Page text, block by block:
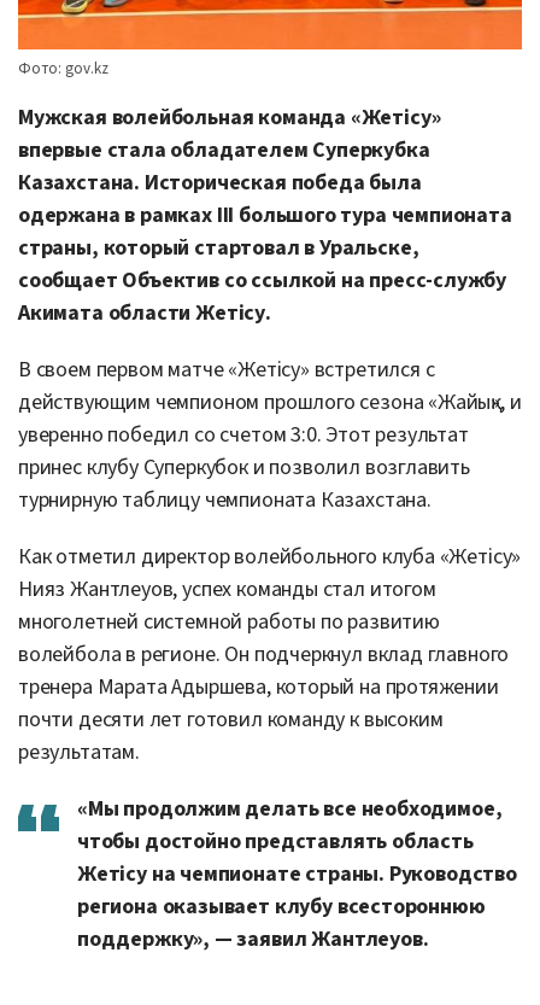
Фото: gov.kz
Мужская волейбольная команда «Жетісу»
впервые стала обладателем Суперкубка
Казахстана. Историческая победа была
одержана в рамках III большого тура чемпионата
страны, который стартовал в Уральске,
сообщает Объектив со ссылкой на пресс-службу
Акимата области Жетісу.
В своем первом матче «Жетісу» встретился с
действующим чемпионом прошлого сезона «Жайық», и
уверенно победил со счетом 3:0. Этот результат
принес клубу Суперкубок и позволил возглавить
турнирную таблицу чемпионата Казахстана.
Как отметил директор волейбольного клуба «Жетісу»
Нияз Жантлеуов, успех команды стал итогом
многолетней системной работы по развитию
волейбола в регионе. Он подчеркнул вклад главного
тренера Марата Адыршева, который на протяжении
почти десяти лет готовил команду к высоким
результатам.
«Мы продолжим делать все необходимое,
чтобы достойно представлять область
Жетісу на чемпионате страны. Руководство
региона оказывает клубу всестороннюю
поддержку», — заявил Жантлеуов.